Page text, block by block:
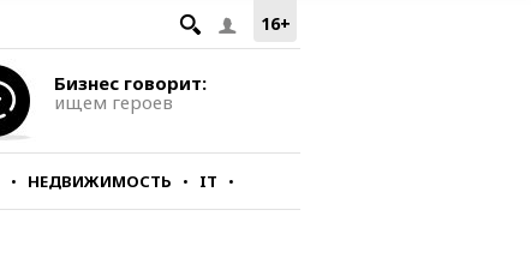
16+
Бизнес говорит:
ищем героев
НЕДВИЖИМОСТЬ IT